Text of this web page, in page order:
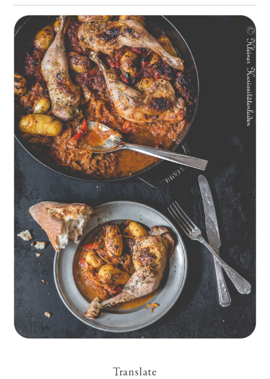
Geschmorte Hähnchenschenkel auf Paprikakraut und kleinen
Kartoffeln
Translate